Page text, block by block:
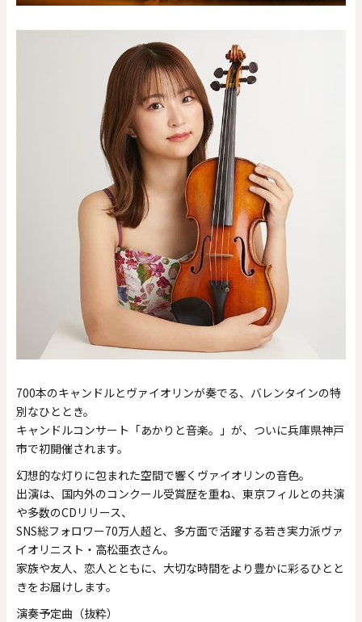
700本のキャンドルとヴァイオリンが奏でる、バレンタインの特
別なひととき。
キャンドルコンサート「あかりと音楽。」が、ついに兵庫県神戸
市で初開催されます。
幻想的な灯りに包まれた空間で響くヴァイオリンの音色。
出演は、国内外のコンクール受賞歴を重ね、東京フィルとの共演
や多数のCDリリース、
SNS総フォロワー70万人超と、多方面で活躍する若き実力派ヴァ
イオリニスト・高松亜衣さん。
家族や友人、恋人とともに、大切な時間をより豊かに彩るひとと
きをお届けします。
演奏予定曲（抜粋）